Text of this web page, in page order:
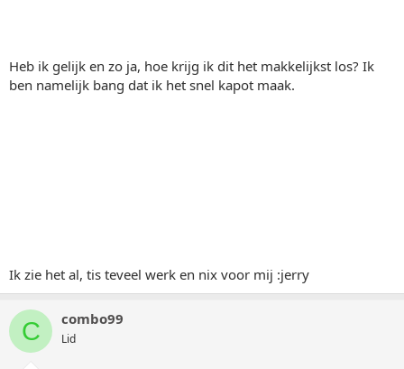
Heb ik gelijk en zo ja, hoe krijg ik dit het makkelijkst los? Ik
ben namelijk bang dat ik het snel kapot maak.
Ik zie het al, tis teveel werk en nix voor mij :jerry
C combo99
Lid